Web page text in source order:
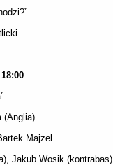
(Anglia)
Majzel
Jakub Wosik (kontrabas)